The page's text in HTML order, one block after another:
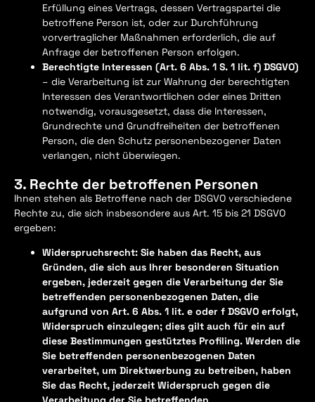
Erfüllung eines Vertrags, dessen Vertragspartei die
betroffene Person ist, oder zur Durchführung
vorvertraglicher Maßnahmen erforderlich, die auf
Anfrage der betroffenen Person erfolgen.
Berechtigte Interessen (Art. 6 Abs. 1 S. 1 lit. f) DSGVO)
– die Verarbeitung ist zur Wahrung der berechtigten
Interessen des Verantwortlichen oder eines Dritten
notwendig, vorausgesetzt, dass die Interessen,
Grundrechte und Grundfreiheiten der betroffenen
Person, die den Schutz personenbezogener Daten
verlangen, nicht überwiegen.
3. Rechte der betroffenen Personen
Ihnen stehen als Betroffene nach der DSGVO verschiedene
Rechte zu, die sich insbesondere aus Art. 15 bis 21 DSGVO
ergeben:
Widerspruchsrecht: Sie haben das Recht, aus
Gründen, die sich aus Ihrer besonderen Situation
ergeben, jederzeit gegen die Verarbeitung der Sie
betreffenden personenbezogenen Daten, die
aufgrund von Art. 6 Abs. 1 lit. e oder f DSGVO erfolgt,
Widerspruch einzulegen; dies gilt auch für ein auf
diese Bestimmungen gestütztes Profiling. Werden die
Sie betreffenden personenbezogenen Daten
verarbeitet, um Direktwerbung zu betreiben, haben
Sie das Recht, jederzeit Widerspruch gegen die